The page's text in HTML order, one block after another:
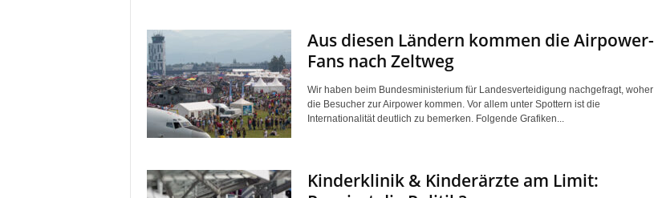
Aus diesen Ländern kommen die Airpower-
Fans nach Zeltweg
Wir haben beim Bundesministerium für Landesverteidigung nachgefragt, woher
die Besucher zur Airpower kommen. Vor allem unter Spottern ist die
Internationalität deutlich zu bemerken. Folgende Grafiken...
Kinderklinik & Kinderärzte am Limit: